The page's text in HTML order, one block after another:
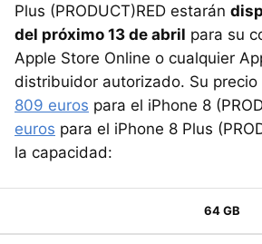
Plus (PRODUCT)RED estarán
del próximo 13 de abril para su
Apple Store Online o cualquier
distribuidor autorizado. Su
809 euros para el iPhone 8
euros para el iPhone 8 Plus
la capacidad:
64 GB